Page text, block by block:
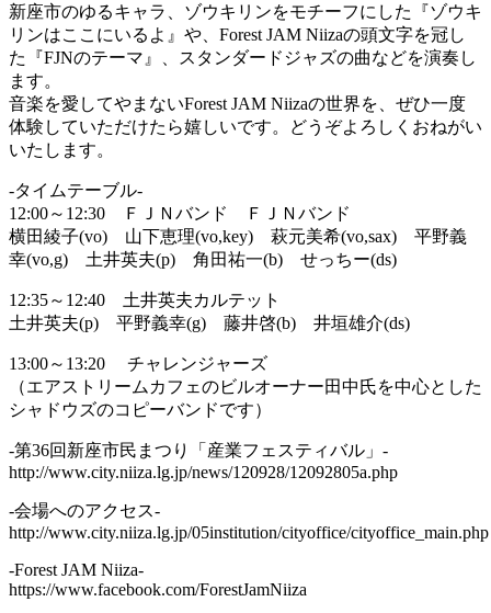
新座市のゆるキャラ、ゾウキリンをモチーフにした『ゾウキ
リンはここにいるよ』や、Forest JAM Niizaの頭文字を冠し
た『FJNのテーマ』、スタンダードジャズの曲などを演奏し
ます。
音楽を愛してやまないForest JAM Niizaの世界を、ぜひ一度
体験していただけたら嬉しいです。どうぞよろしくおねがい
いたします。
-タイムテーブル-
12:00～12:30 ＦＪＮバンド ＦＪＮバンド
横田綾子(vo) 山下恵理(vo,key) 萩元美希(vo,sax) 平野義
幸(vo,g) 土井英夫(p) 角田祐一(b) せっちー(ds)
12:35～12:40 土井英夫カルテット
土井英夫(p) 平野義幸(g) 藤井啓(b) 井垣雄介(ds)
13:00～13:20 チャレンジャーズ
（エアストリームカフェのビルオーナー田中氏を中心とした
シャドウズのコピーバンドです）
-第36回新座市民まつり「産業フェスティバル」-
http://www.city.niiza.lg.jp/news/120928/12092805a.php
-会場へのアクセス-
http://www.city.niiza.lg.jp/05institution/cityoffice/cityoffice_main.php
-Forest JAM Niiza-
https://www.facebook.com/ForestJamNiiza